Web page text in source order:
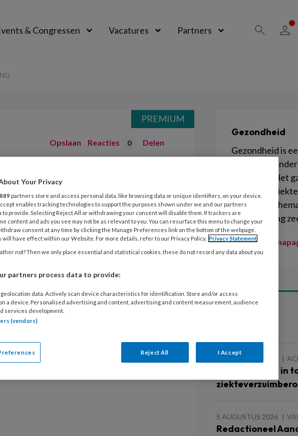
& Congressen Vacatures Partners
Opslaan Reacties 0 Delen
naar de
Thomas regelmatig ziek. Zoals dat
ineens hoge koorts hebben en een
ouder vond ik dat spannend: wat
huisarts bellen?
Sowieso
PREMIUM
Gezondheid
Gezondheid is
maar in de
belangrijk. Het
beweging,
om groen.
kinderopvang
Naar de
7 AUGUSTUS 2026
Kinderopvang in
5 AUGUSTUS 2026
Redactioneel
Your Privacy
889 partners store and access personal data, like browsing data or unique identifiers, on your device.
enables tracking technologies to support the purposes shown under we and our partners
to provide. Selecting Reject All or withdrawing your consent will disable them. If trackers are
content and ads you see may not be as relevant to you. You can resurface this menu to change your
consent at any time by clicking the Manage Preferences link on the bottom of the webpage.
will have effect within our Website. For more details, refer to our Privacy Policy. Privacy Statement
not? Then we only place essential and statistical cookies, these do not record any data about you
partners process data to provide:
data. Actively scan device characteristics for identification. Store and/or access
a device. Personalised advertising and content, advertising and content measurement, audience
services development.
(vendors)
Reject All I Accept